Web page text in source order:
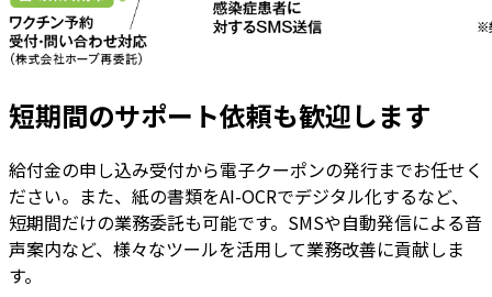
短期間のサポート依頼も歓迎します
給付金の申し込み受付から電子クーポンの発行までお任せく
ださい。また、紙の書類をAI-OCRでデジタル化するなど、
短期間だけの業務委託も可能です。SMSや自動発信による音
声案内など、様々なツールを活用して業務改善に貢献しま
す。